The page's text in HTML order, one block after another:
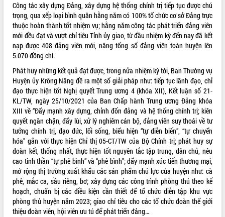
Hôm nay: 9337
Tất cả: 66054660
Công tác xây dựng Đảng, xây dựng hệ thống chính trị tiếp tục được chú
trọng, qua xếp loại bình quân hằng năm có 100% tổ chức cơ sở Đảng trực
thuộc hoàn thành tốt nhiệm vụ; hằng năm công tác phát triển đảng viên
mới đều đạt và vượt chỉ tiêu Tỉnh ủy giao, từ đầu nhiệm kỳ đến nay đã kết
nạp được 408 đảng viên mới, nâng tổng số đảng viên toàn huyện lên
5.070 đồng chí.
Phát huy những kết quả đạt được, trong nửa nhiệm kỳ tới, Ban Thường vụ
Huyện ủy Krông Năng đề ra một số giải pháp như: tiếp tục lãnh đạo, chỉ
đạo thực hiện tốt Nghị quyết Trung ương 4 (khóa XII), Kết luận số 21-
KL/TW, ngày 25/10/2021 của Ban Chấp hành Trung ương Đảng khóa
XIII về “Đẩy mạnh xây dựng, chỉnh đốn đảng và hệ thống chính trị; kiên
quyết ngăn chặn, đẩy lùi, xử lý nghiêm cán bộ, đảng viên suy thoái về tư
tưởng chính trị, đạo đức, lối sống, biểu hiện “tự diễn biến”, “tự chuyển
hóa” gắn với thực hiện Chỉ thị 05-CT/TW của Bộ Chính trị; phát huy sự
đoàn kết, thống nhất, thực hiện tốt nguyên tắc tập trung, dân chủ, nêu
cao tinh thần “tự phê bình” và “phê bình”; đẩy mạnh xúc tiến thương mại,
mở rộng thị trường xuất khẩu các sản phẩm chủ lực của huyện như: cà
phê, mắc ca, sầu riêng, bơ; xây dựng các công trình phòng thủ theo kế
hoạch, chuẩn bị các điều kiện cần thiết để tổ chức diễn tập khu vực
phòng thủ huyện năm 2023; giao chỉ tiêu cho các tổ chức đoàn thể giới
thiệu đoàn viên, hội viên ưu tú để phát triển đảng…